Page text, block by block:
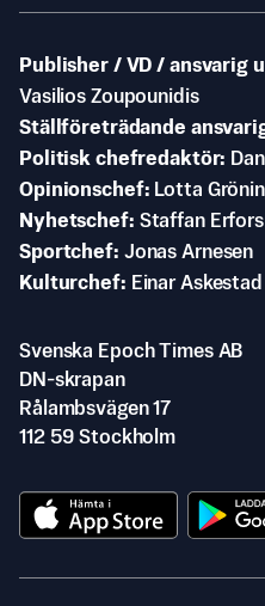
Publisher / VD / ansvarig
Vasilios Zoupounidis
Ställföreträdande
Politisk chefredaktör
Opinionschef
Lotta
Nyhetschef Staffan Erfors
Sportchef Jonas Arnesen
Kulturchef
Einar Askestad
Svenska Epoch Times AB
DN-skrapan
Rålambsvägen 17
112 59 Stockholm